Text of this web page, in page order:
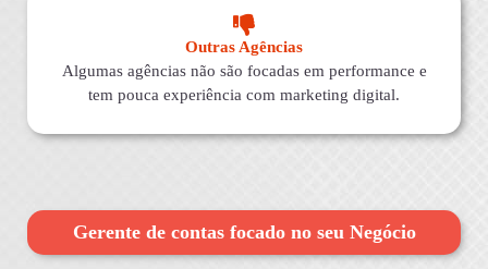
Outras Agências
Algumas agências não são focadas em performance e
tem pouca experiência com marketing digital.
Gerente de contas focado no seu Negócio